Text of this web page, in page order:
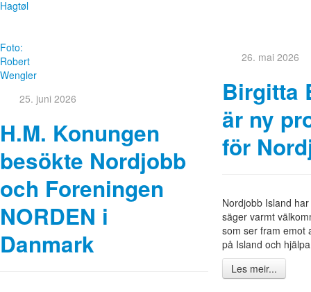
Hagtøl
Foto:
Robert
Wengler
25. juni 2026
H.M. Konungen
besökte Nordjobb
och Foreningen
NORDEN i
Danmark
26. mai 2026
Birgitta
är ny
för
Nordjobb Island
säger varmt
som ser fram emot
på Island och
Les meir...